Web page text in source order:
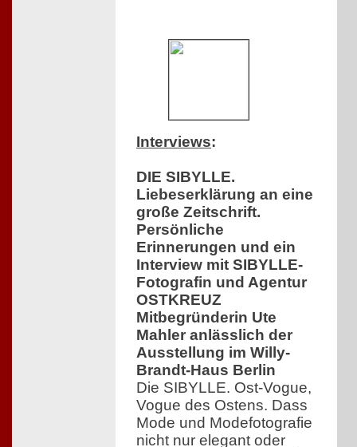
Interviews:
DIE SIBYLLE.
Liebeserklärung an eine
große Zeitschrift.
Persönliche
Erinnerungen und ein
Interview mit SIBYLLE-
Fotografin und Agentur
OSTKREUZ
Mitbegründerin Ute
Mahler anlässlich der
Ausstellung im Willy-
Brandt-Haus Berlin
Die SIBYLLE. Ost-Vogue,
Vogue des Ostens. Dass
Mode und Modefotografie
nicht nur elegant oder